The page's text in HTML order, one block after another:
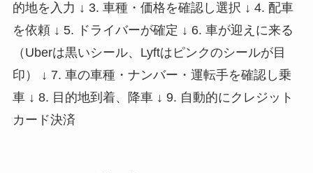
的地を入力 ↓ 3. 車種・価格を確認し選択 ↓ 4. 配車
を依頼 ↓ 5. ドライバーが確定 ↓ 6. 車が迎えに来る
（Uberは黒いシール、Lyftはピンクのシールが目
印） ↓ 7. 車の車種・ナンバー・運転手を確認し乗
車 ↓ 8. 目的地到着、降車 ↓ 9. 自動的にクレジット
カード決済